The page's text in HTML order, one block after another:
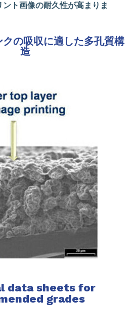
ト画像の耐久性が高まりま
クの吸収に適した多孔質構
造
data sheets for
grades